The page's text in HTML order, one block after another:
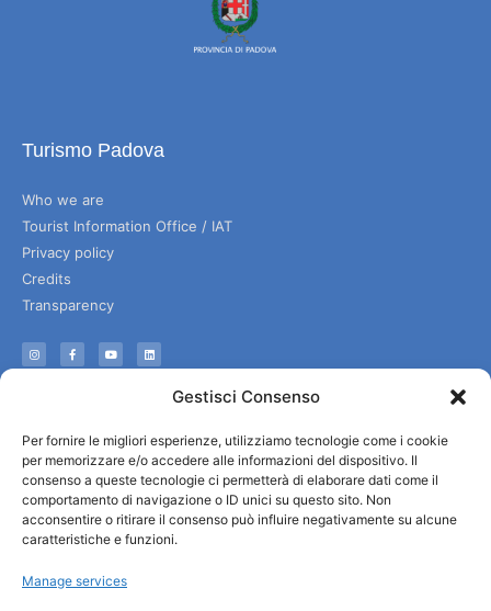
Gestisci Consenso
Per fornire le migliori esperienze, utilizziamo tecnologie come i cookie
per memorizzare e/o accedere alle informazioni del dispositivo. Il
consenso a queste tecnologie ci permetterà di elaborare dati come il
comportamento di navigazione o ID unici su questo sito. Non
acconsentire o ritirare il consenso può influire negativamente su alcune
caratteristiche e funzioni.
Manage services
Turismo Padova
Who we are
Tourist Information Office / IAT
Privacy policy
Credits
Transparency
Useful services
Brochures